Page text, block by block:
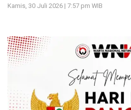
Kamis, 30 Juli 2026 | 7:57 pm WIB